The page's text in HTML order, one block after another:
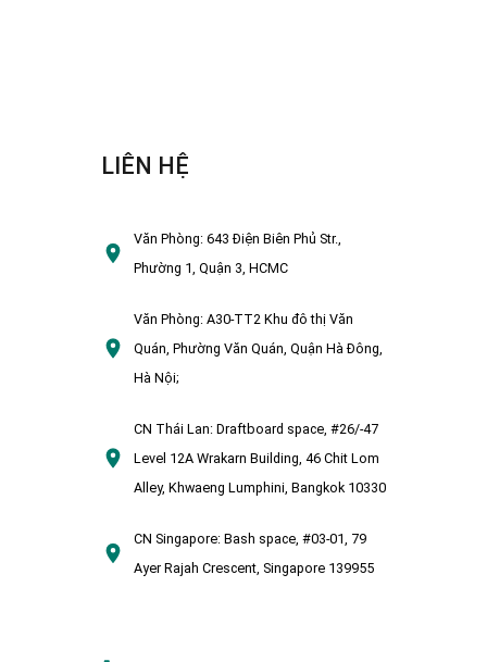
LIÊN HỆ
Văn Phòng:643 Điện Biên Phủ Str.,
Phường 1, Quận 3, HCMC
Văn Phòng:A30-TT2 Khu đô thị Văn
Quán, Phường Văn Quán, Quận Hà Đông,
Hà Nội;
CN Thái Lan: Draftboard space, #26/-47
Level 12A Wrakarn Building, 46 Chit Lom
Alley, Khwaeng Lumphini, Bangkok 10330
CN Singapore: Bash space, #03-01, 79
Ayer Rajah Crescent, Singapore 139955